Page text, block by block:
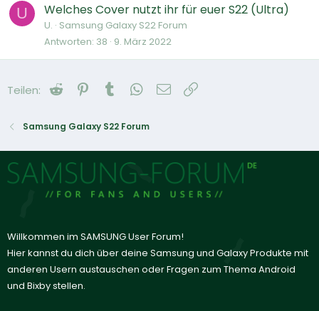
U Welches Cover nutzt ihr für euer S22 (Ultra)
U. Samsung Galaxy S22 Forum
Antworten 38 9. März 2022
Teilen: Reddit Pinterest
Tumblr WhatsApp
E-Mail
Samsung Galaxy S22 Forum
Willkommen im SAMSUNG User Forum!
Hier kannst du dich über deine Samsung und Galaxy Produkte mit
anderen Usern austauschen oder Fragen zum Thema Android
und Bixby stellen.